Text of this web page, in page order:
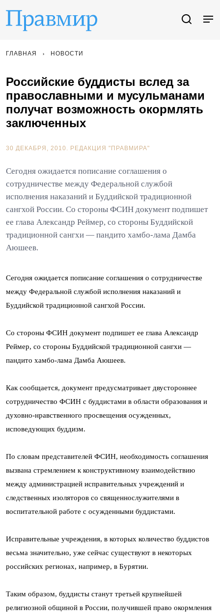
ГЛАВНАЯ НОВОСТИ
Российские буддисты вслед за
православными и мусульманами
получат возможность окормлять
заключенных
30 ДЕКАБРЯ, 2010. РЕДАКЦИЯ "ПРАВМИРА"
Сегодня ожидается пописание соглашения о
сотрудничестве между Федеральной службой
исполнения наказаний и Буддийской традиционной
сангхой России. Со стороны ФСИН документ подпишет
ее глава Александр Реймер, со стороны Буддийской
традиционной сангхи — пандито хамбо-лама Дамба
Аюшеев.
Сегодня ожидается пописание соглашения о сотрудничестве
между Федеральной службой исполнения наказаний и
Буддийской традиционной сангхой России.
Со стороны ФСИН документ подпишет ее глава Александр
Реймер, со стороны Буддийской традиционной сангхи —
пандито хамбо-лама Дамба Аюшеев.
Как сообщается, документ предусматривает двустороннее
сотрудничество ФСИН с буддистами в области образования и
духовно-нравственного просвещения осужденных,
исповедующих буддизм.
По словам представителей ФСИН, необходимость соглашения
вызвана стремлением к конструктивному взаимодействию
между администрацией исправительных учреждений и
следственных изоляторов со священнослужителями в
воспитательной работе с осужденными буддистами.
Исправительные учреждения, в которых количество буддистов
весьма значительно, уже сейчас существуют в некоторых
российских регионах, например, в Бурятии.
Таким образом, буддисты станут третьей крупнейшей
религиозной общиной в России, получившей право окормления